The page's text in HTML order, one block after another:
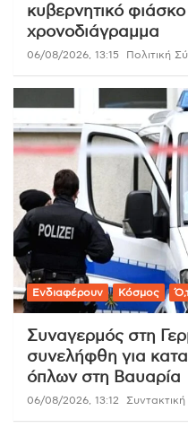
κυβερνητικό
χρονοδιάγραμμα
06/08/2026, 13:15 Πολιτική
Ενδιαφέρουν Κόσμος
Συναγερμός στη
συνελήφθη για
όπλων στη Βαυαρία
06/08/2026, 13:12